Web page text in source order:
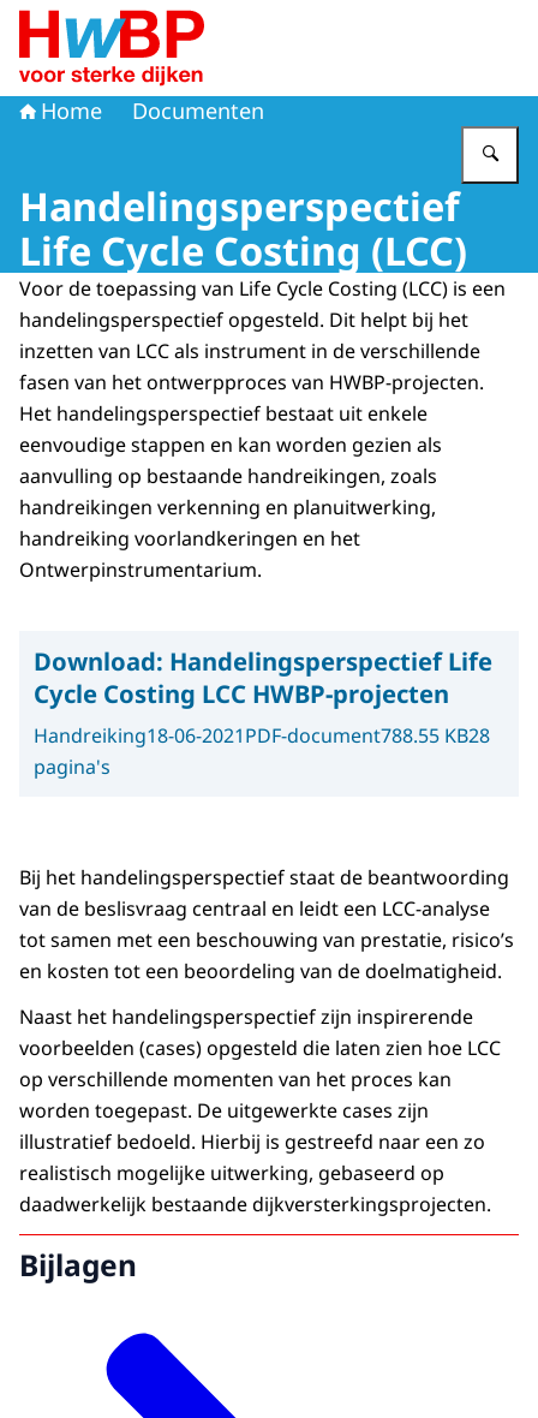
Naar de homepage van
Home Documenten
Handelingsperspectief
Life Cycle Costing (LCC)
Voor de toepassing van Life Cycle Costing (LCC) is een
handelingsperspectief opgesteld. Dit helpt bij het
inzetten van LCC als instrument in de verschillende
fasen van het ontwerpproces van HWBP-projecten.
Het handelingsperspectief bestaat uit enkele
eenvoudige stappen en kan worden gezien als
aanvulling op bestaande handreikingen, zoals
handreikingen verkenning en planuitwerking,
handreiking voorlandkeringen en het
Ontwerpinstrumentarium.
Download: Handelingsperspectief Life
Cycle Costing LCC HWBP-projecten
Handreiking18-06-2021PDF-document788.55 KB28
pagina's
Bij het handelingsperspectief staat de beantwoording
van de beslisvraag centraal en leidt een LCC-analyse
tot samen met een beschouwing van prestatie, risico’s
en kosten tot een beoordeling van de doelmatigheid.
Naast het handelingsperspectief zijn inspirerende
voorbeelden (cases) opgesteld die laten zien hoe LCC
op verschillende momenten van het proces kan
worden toegepast. De uitgewerkte cases zijn
illustratief bedoeld. Hierbij is gestreefd naar een zo
realistisch mogelijke uitwerking, gebaseerd op
daadwerkelijk bestaande dijkversterkingsprojecten.
Bijlagen